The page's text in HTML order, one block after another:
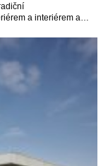
a interiérem a…